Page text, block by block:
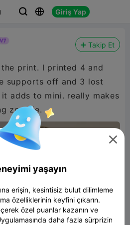
  Giriş Yap
Takip Et
print. I printed 4 and
supports off and 3 lost
adds to mini. really makes
zombie.

yaşayın
erişin, kesintisiz bulut dilimleme
özelliklerinin keyfini çıkarın.
özel puanlar kazanın ve
daha fazla sürprizin